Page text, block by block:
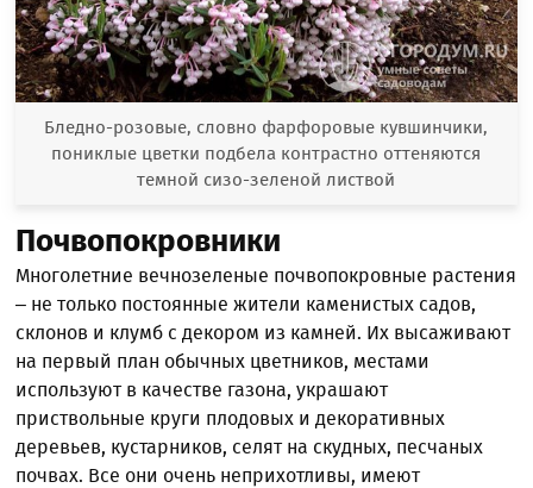
Бледно-розовые, словно фарфоровые кувшинчики,
пониклые цветки подбела контрастно оттеняются
темной сизо-зеленой листвой
Почвопокровники
Многолетние вечнозеленые почвопокровные растения
– не только постоянные жители каменистых садов,
склонов и клумб с декором из камней. Их высаживают
на первый план обычных цветников, местами
используют в качестве газона, украшают
приствольные круги плодовых и декоративных
деревьев, кустарников, селят на скудных, песчаных
почвах. Все они очень неприхотливы, имеют